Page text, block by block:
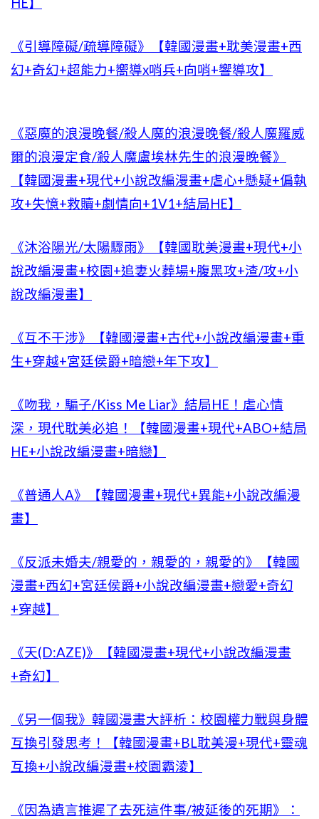
《引導障礙/疏導障礙》【韓國漫畫+耽美漫畫+西
幻+奇幻+超能力+嚮導x哨兵+向哨+響導攻】
《惡魔的浪漫晚餐/殺人魔的浪漫晚餐/殺人魔羅威
爾的浪漫定食/殺人魔盧埃林先生的浪漫晚餐》
【韓國漫畫+現代+小說改編漫畫+虐心+懸疑+偏執
攻+失憶+救贖+劇情向+1V1+結局HE】
《沐浴陽光/太陽驟雨》【韓國耽美漫畫+現代+小
說改編漫畫+校園+追妻火葬場+腹黑攻+渣/攻+小
說改編漫畫】
《互不干涉》【韓國漫畫+古代+小說改編漫畫+重
生+穿越+宮廷侯爵+暗戀+年下攻】
《吻我，騙子/Kiss Me Liar》結局HE！虐心情
深，現代耽美必追！【韓國漫畫+現代+ABO+結局
HE+小說改編漫畫+暗戀】
《普通人A》【韓國漫畫+現代+異能+小說改編漫
畫】
《反派未婚夫/親愛的，親愛的，親愛的》【韓國
漫畫+西幻+宮廷侯爵+小說改編漫畫+戀愛+奇幻
+穿越】
《天(D:AZE)》【韓國漫畫+現代+小說改編漫畫
+奇幻】
《另一個我》韓國漫畫大評析：校園權力戰與身體
互換引發思考！【韓國漫畫+BL耽美漫+現代+靈魂
互換+小說改編漫畫+校園霸淩】
《因為遺言推遲了去死這件事/被延後的死期》：